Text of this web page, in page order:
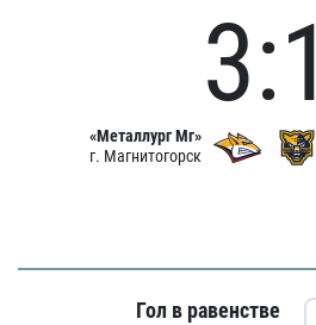
«Металлург Мг»
г. Магнитогорск
3:1
Гол в равенстве